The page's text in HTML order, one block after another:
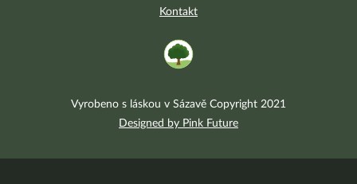
Kontakt
Vyrobeno s láskou v Sázavě Copyright 2021
Designed by Pink Future